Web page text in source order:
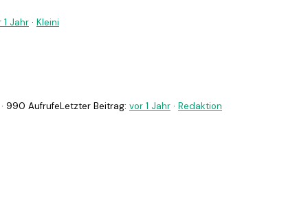
1 Jahr · Kleini
990 AufrufeLetzter Beitrag: vor 1 Jahr · Redaktion